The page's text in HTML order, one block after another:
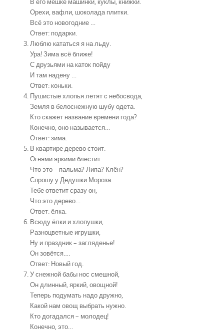
Орехи, вафли, шоколада плитки.
Всё это новогодние …
Ответ: подарки.
Люблю кататься я на льду.
Ура! Зима всё ближе!
С друзьями на каток пойду
И там надену …
Ответ: коньки.
Пушистые хлопья летят с небосвода,
Земля в белоснежную шубу одета.
Кто скажет название времени года?
Конечно, оно называется…
Ответ: зима.
В квартире дерево стоит.
Огнями яркими блестит.
Что это – пальма? Липа? Клён?
Спрошу у Дедушки Мороза.
Тебе ответит сразу он,
Что это дерево…
Ответ: ёлка.
Всюду ёлки и хлопушки,
Разноцветные игрушки,
Ну и праздник – загляденье!
Он зовётся….
Ответ: Новый год.
У снежной бабы нос смешной,
Он длинный, яркий, овощной!
Теперь подумать надо дружно,
Какой нам овощ выбрать нужно.
Кто догадался – молодец!
Конечно, это…